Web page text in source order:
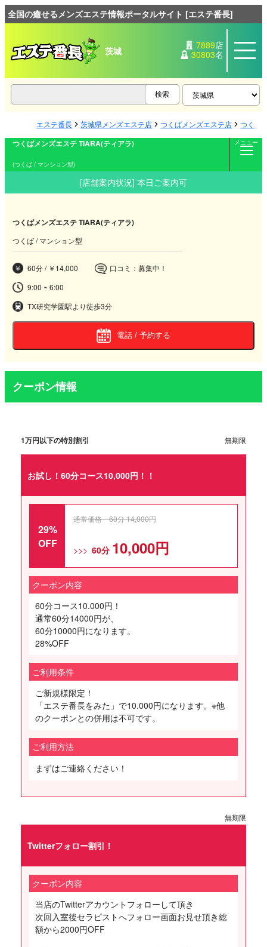
全国の癒せるメンズエステ情報ポータルサイト [エステ番長]
茨城 7889店
30803名
エステ番長 茨城県メンズエステ店 つくばメンズエステ店 つくば
つくばメンズエステ TIARA(ティアラ)
(つくば / マンション型)
メニュー
[店舗案内状況] 本日ご案内可
つくばメンズエステ TIARA(ティアラ)
つくば / マンション型
60分 / ￥14,000
口コミ：募集中！
9:00 ~ 6:00
TX研究学園駅より徒歩3分
電話 / 予約する
クーポン情報
1万円以下の特別割引 無期限
お試し！60分コース10,000円！！
29%
OFF
通常価格 60分 14,000円
60分 10,000円
クーポン内容
60分コース10.000円！
通常60分14000円が、
60分10000円になります。
28%OFF
ご利用条件
ご新規様限定！
「エステ番長をみた」で10.000円になります。※他
のクーポンとの併用は不可です。
ご利用方法
まずはご連絡ください！
無期限
Twitterフォロー割引！
クーポン内容
当店のTwitterアカウントフォローして頂き
次回入室後セラピストへフォロー画面お見せ頂き総
額から2000円OFF